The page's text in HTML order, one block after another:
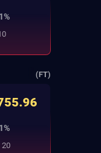
(FT)
20